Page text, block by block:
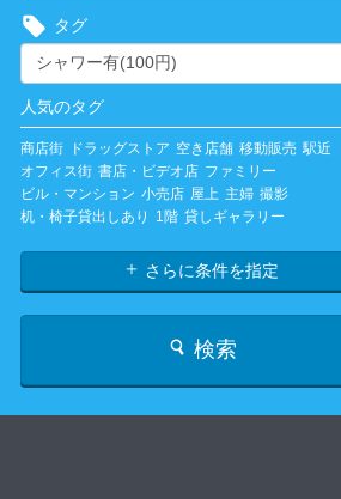
タグ
人気のタグ
商店街 ドラッグストア 空き店舗 移動販売 駅近
オフィス街 書店・ビデオ店 ファミリー
ビル・マンション 小売店 屋上 主婦 撮影
机・椅子貸出しあり
1階 貸しギャラリー
さらに条件を指定
検索